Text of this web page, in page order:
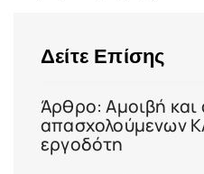
Δείτε Επίσης
Άρθρο: Αμοιβή και
απασχολούμενων
εργοδότη